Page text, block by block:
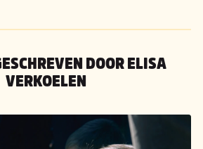
DOOR ELISA
VERKOELEN